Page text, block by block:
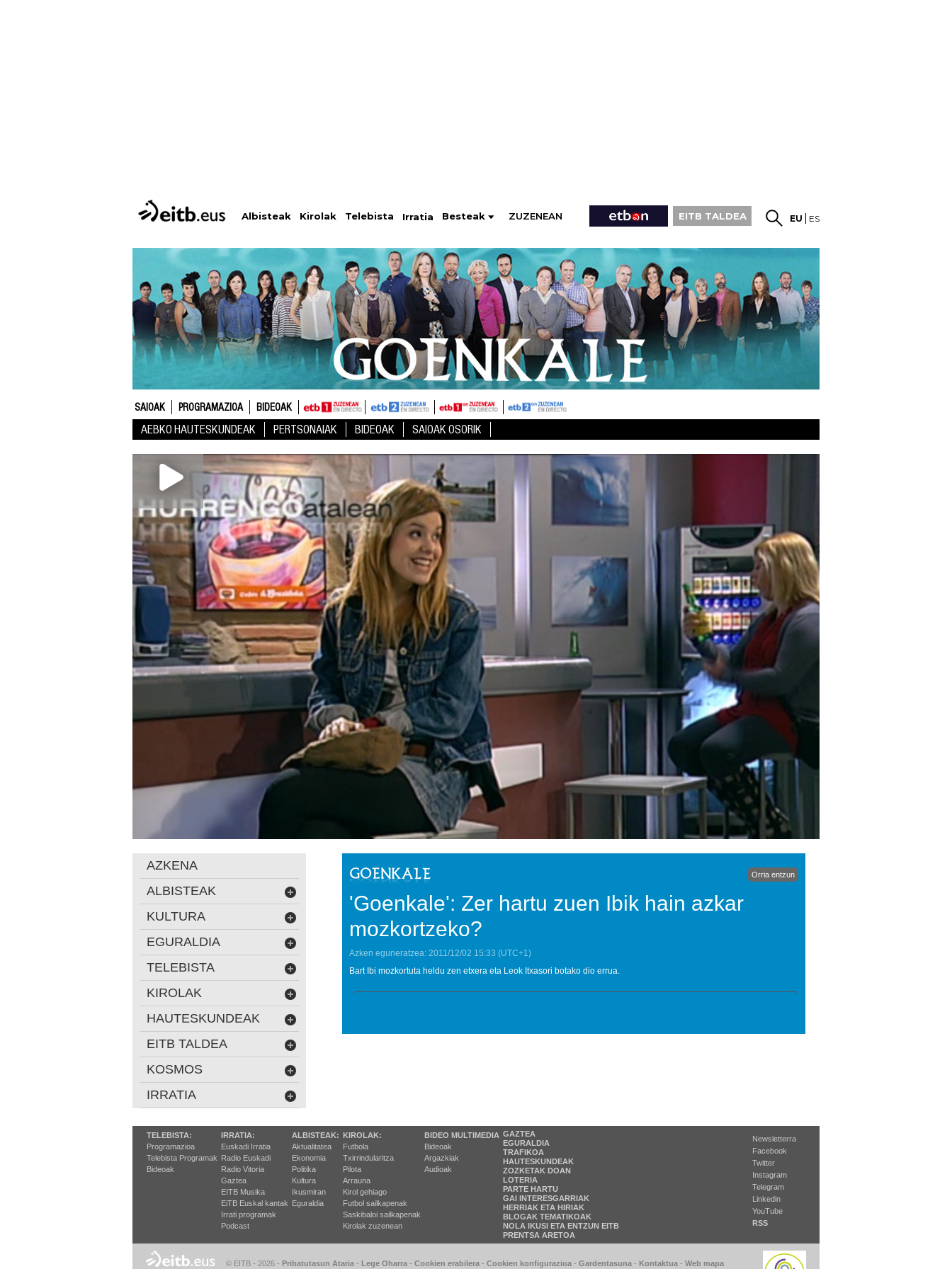
Albisteak Kirolak Telebista Irratia Besteak ZUZENEAN EITB TALDEA EU ES
SAIOAK PROGRAMAZIOA BIDEOAK
AEBKO HAUTESKUNDEAK PERTSONAIAK BIDEOAK SAIOAK OSORIK
Orria entzun
'Goenkale': Zer hartu zuen Ibik hain azkar
mozkortzeko?
Azken eguneratzea: 2011/12/02 15:33 (UTC+1)
Bart Ibi mozkortuta heldu zen etxera eta Leok Itxasori botako dio errua.
AZKENA
ALBISTEAK
KULTURA
EGURALDIA
TELEBISTA
KIROLAK
HAUTESKUNDEAK
EITB TALDEA
KOSMOS
IRRATIA
TELEBISTA:
Programazioa
Telebista Programak
Bideoak
IRRATIA:
Euskadi Irratia
Radio Euskadi
Radio Vitoria
Gaztea
EITB Musika
EiTB Euskal kantak
Irrati programak
Podcast
ALBISTEAK:
Aktualitatea
Ekonomia
Politika
Kultura
Ikusmiran
Eguraldia
KIROLAK:
Futbola
Txirrindularitza
Pilota
Arrauna
Kirol gehiago
Futbol sailkapenak
Saskibaloi sailkapenak
Kirolak zuzenean
BIDEO MULTIMEDIA
Bideoak
Argazkiak
Audioak
GAZTEA
EGURALDIA
TRAFIKOA
HAUTESKUNDEAK
ZOZKETAK DOAN
LOTERIA
PARTE HARTU
GAI INTERESGARRIAK
HERRIAK ETA HIRIAK
BLOGAK TEMATIKOAK
NOLA IKUSI ETA ENTZUN EITB
PRENTSA ARETOA
Newsletterra
Facebook
Twitter
Instagram
Telegram
Linkedin
YouTube
RSS
© EITB - 2026 - Pribatutasun Ataria - Lege Oharra - Cookien erabilera - Cookien konfigurazioa - Gardentasuna - Kontaktua - Web mapa